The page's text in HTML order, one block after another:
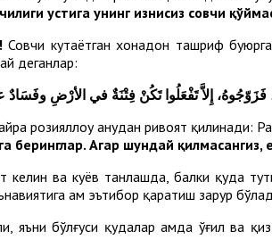
устига унинг изнисиз совчи
Совчи кутаётган хонадон ташриф
деганлар:
فَزَوّجُوهُ، إِلاَّ تَفْعَلُوا تَكُنْ فِتْنَةٌ في الأرْضِ
розияллоҳу анҳудан ривоят қилинади:
беринглар. Агар шундай
келин ва куёв танлашда, балки қуда
ҳам эътибор қаратиш зарур
яъни бўлғуси қудалар ҳамда ўғил ва